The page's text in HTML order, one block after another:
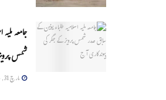
جامعہ
شمس
مارچ 31, 2026